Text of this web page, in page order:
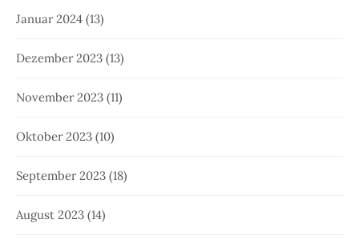
Januar 2024 (13)
Dezember 2023 (13)
November 2023 (11)
Oktober 2023 (10)
September 2023 (18)
August 2023 (14)